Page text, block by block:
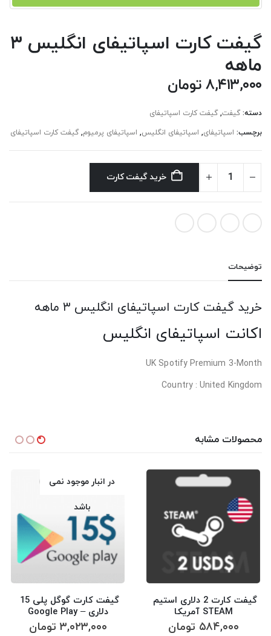
گیفت کارت اسپاتیفای انگلیس ۳
ماهه
۸,۴۱۳,۰۰۰ تومان
دسته: گیفت, گیفت کارت اسپاتیفای
برچسب: اسپاتیفای, اسپاتیفای انگلیس, اسپاتیفای پرمیوم, گیفت کارت اسپاتیفای
خرید گیفت کارت
توضیحات
خرید گیفت کارت اسپاتیفای انگلیس ۳ ماهه
اکانت اسپاتیفای انگلیس
UK Spotify Premium 3-Month
Country : United Kingdom
محصولات مشابه
گیفت کارت 2 دلاری استیم
STEAM آمریکا
۵۸۴,۰۰۰ تومان
در انبار موجود نمی
باشد
دلاری – Google Play
۳,۰۲۳,۰۰۰ تومان